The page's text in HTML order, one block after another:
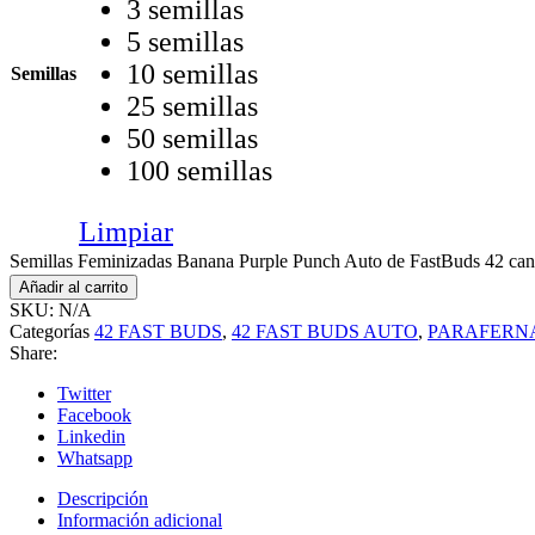
Semillas
3 semillas
5 semillas
10 semillas
25 semillas
50 semillas
100 semillas
Limpiar
Semillas Feminizadas Banana Purple Punch Auto de FastBuds 42
Añadir al carrito
SKU: N/A
Categorías 42 FAST BUDS, 42 FAST BUDS AUTO,
Share:
Twitter
Facebook
Linkedin
Whatsapp
Descripción
Información adicional